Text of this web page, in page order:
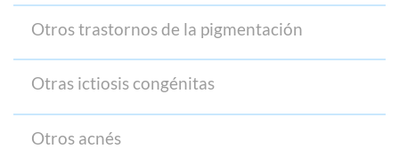
Otros trastornos de la pigmentación
Otras ictiosis congénitas
Otros acnés